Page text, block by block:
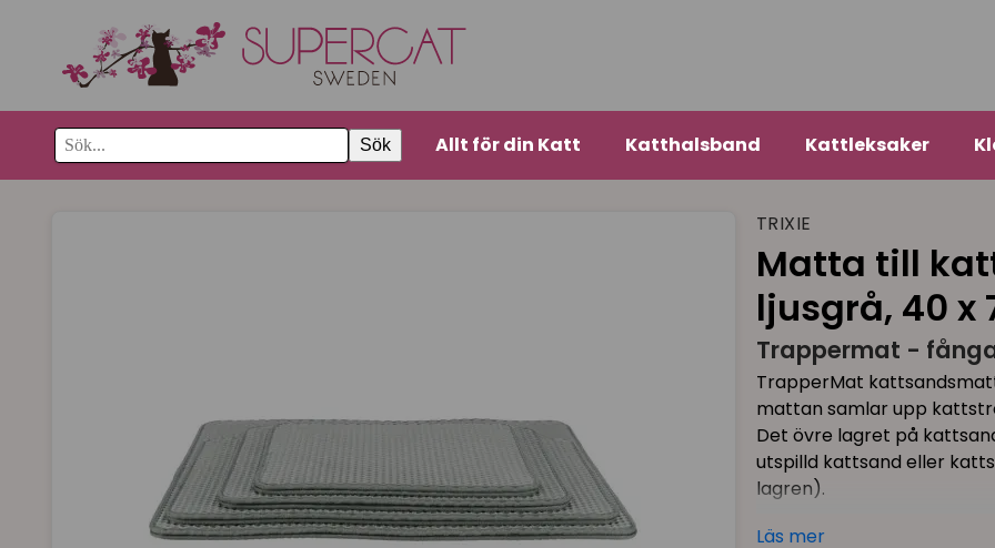
Sök Allt för din Katt Katthalsband Kattleksaker
TRIXIE
Matta till
ljusgrå, 40 x
Trappermat -
TrapperMat
mattan samlar upp
Det övre lagret på
utspilld kattsand eller
lagren).
Sedan kan du återvinna
Läs mer